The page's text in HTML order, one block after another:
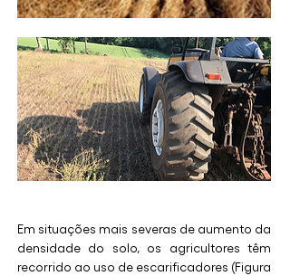
Em situações mais severas de aumento da
densidade do solo, os agricultores têm
recorrido ao uso de escarificadores (Figura